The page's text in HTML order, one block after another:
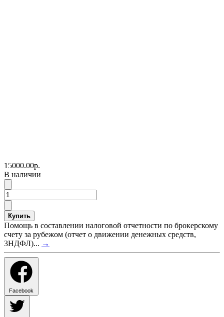
15000.00р.
В наличии
Купить
Помощь в составлении налоговой отчетности по брокерскому
счету за рубежом (отчет о движении денежных средств,
3НДФЛ)... →
Facebook